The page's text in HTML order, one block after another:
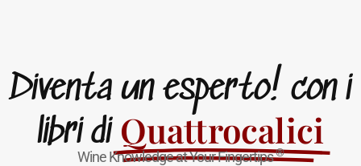
Diventa un esperto! con i
libri di Quattrocalici
Wine Knowledge at Your Fingertips®